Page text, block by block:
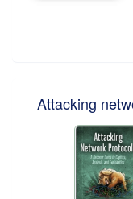
Attacking